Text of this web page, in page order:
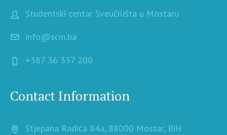
Studentski centar Sveučilišta u Mostaru
info@scm.ba
+387 36 337 200
Contact Information
Stjepana Radića 84a, 88000 Mostar, BiH